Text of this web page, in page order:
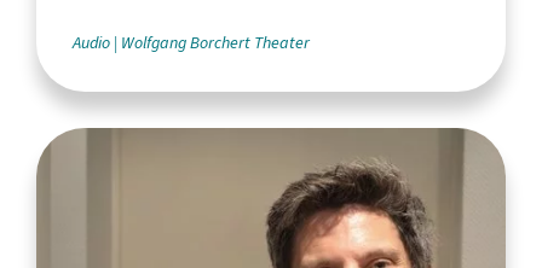
Audio Wolfgang Borchert Theater